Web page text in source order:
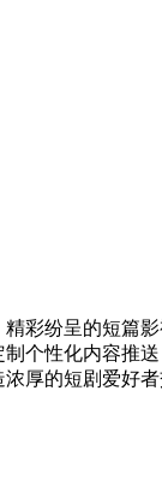
彩纷呈的短篇
个性化内容推
厚的短剧爱好者